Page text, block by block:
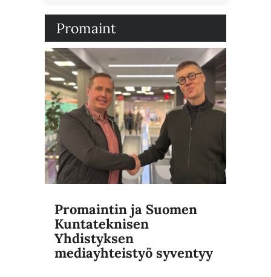
Promaint
Promaintin ja Suomen
Kuntateknisen
Yhdistyksen
mediayhteistyö syventyy